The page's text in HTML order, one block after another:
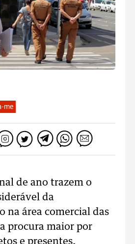
me
de ano trazem o
da
na área comercial das
procura maior por
e presentes,